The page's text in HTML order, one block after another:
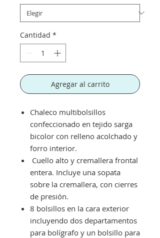
Cantidad *
Agregar al carrito
Chaleco multibolsillos
confeccionado en tejido sarga
bicolor con relleno acolchado y
forro interior.
Cuello alto y cremallera frontal
entera. Incluye una sopata
sobre la cremallera, con cierres
de presión.
8 bolsillos en la cara exterior
incluyendo dos departamentos
para bolígrafo y un bolsillo para